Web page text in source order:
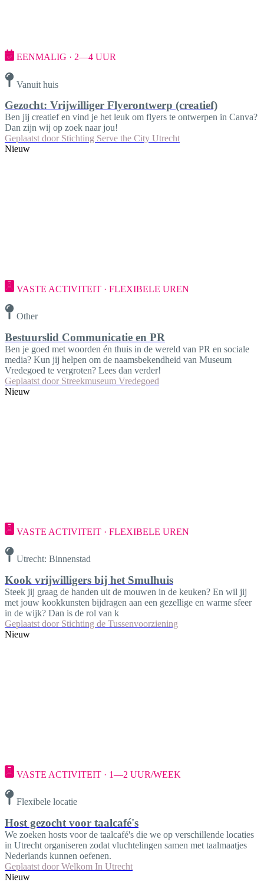
EENMALIG · 2—4 UUR
Vanuit huis
Gezocht: Vrijwilliger Flyerontwerp (creatief)
Ben jij creatief en vind je het leuk om flyers te ontwerpen in Canva?
Dan zijn wij op zoek naar jou!
Geplaatst door Stichting Serve the City Utrecht
Nieuw
VASTE ACTIVITEIT · FLEXIBELE UREN
Other
Bestuurslid Communicatie en PR
Ben je goed met woorden én thuis in de wereld van PR en sociale
media? Kun jij helpen om de naamsbekendheid van Museum
Vredegoed te vergroten? Lees dan verder!
Geplaatst door Streekmuseum Vredegoed
Nieuw
VASTE ACTIVITEIT · FLEXIBELE UREN
Utrecht: Binnenstad
Kook vrijwilligers bij het Smulhuis
Steek jij graag de handen uit de mouwen in de keuken? En wil jij
met jouw kookkunsten bijdragen aan een gezellige en warme sfeer
in de wijk? Dan is de rol van k
Geplaatst door Stichting de Tussenvoorziening
Nieuw
VASTE ACTIVITEIT · 1—2 UUR/WEEK
Flexibele locatie
Host gezocht voor taalcafé's
We zoeken hosts voor de taalcafé's die we op verschillende locaties
in Utrecht organiseren zodat vluchtelingen samen met taalmaatjes
Nederlands kunnen oefenen.
Geplaatst door Welkom In Utrecht
Nieuw